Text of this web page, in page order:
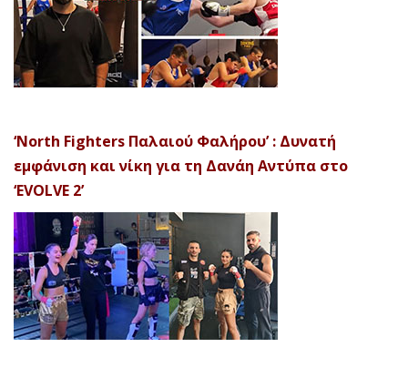
‘North Fighters Παλαιού Φαλήρου’ : Δυνατή
εμφάνιση και νίκη για τη Δανάη Αντύπα στο
‘EVOLVE 2’